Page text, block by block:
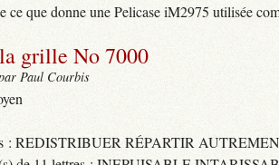
ce que donne une Pelicase iM2975 utilisée
grille No 7000
Paul Courbis
: REDISTRIBUER RÉPARTIR